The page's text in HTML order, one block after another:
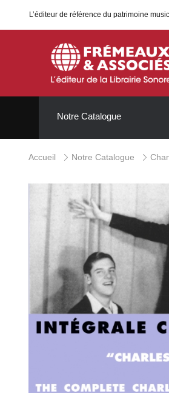
L’éditeur de référence du patrimoine
Notre Catalogue
Accueil Notre Catalogue